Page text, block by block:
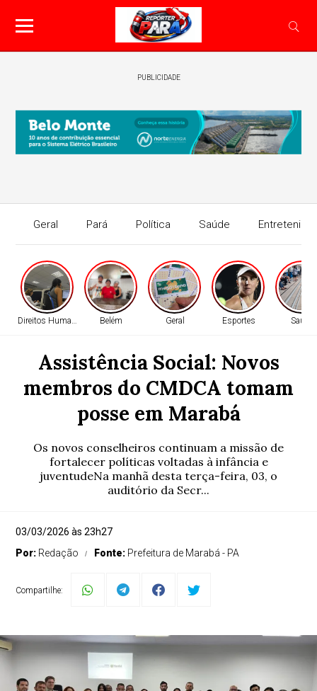
PUBLICIDADE
Geral Pará Política Saúde
Direitos Humanos Belém Geral Esportes Saúde
Assistência Social: Novos
membros do CMDCA tomam
posse em Marabá
Os novos conselheiros continuam a missão de
fortalecer políticas voltadas à infância e
juventudeNa manhã desta terça-feira, 03, o
auditório da Secr...
03/03/2026 às 23h27
Por: Redação Fonte: Prefeitura de Marabá - PA
Compartilhe: